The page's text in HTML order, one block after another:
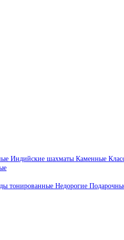
Индийские шахматы Каменные
тонированные Недорогие